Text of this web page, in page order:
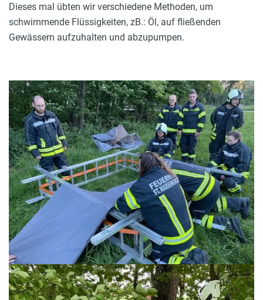
Dieses mal übten wir verschiedene Methoden, um
schwimmende Flüssigkeiten, zB.: Öl, auf fließenden
Gewässern aufzuhalten und abzupumpen.